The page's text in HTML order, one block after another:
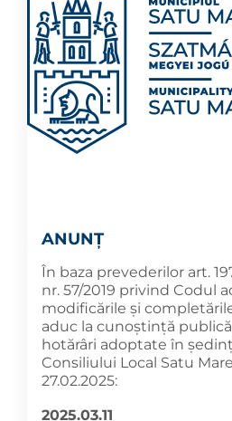
ANUNȚ
În baza prevederilor art.
nr. 57/2019 privind Codul
modificările și
aduc la cunoștință
hotărâri adoptate în
Consiliului Local Satu
27.02.2025:
2025.03.11